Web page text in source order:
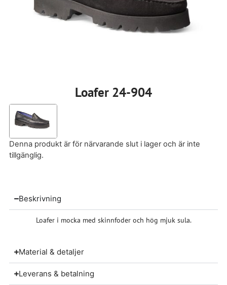
Loafer 24-904
Denna produkt är för närvarande slut i lager och är inte
tillgänglig.
Beskrivning
Loafer i mocka med skinnfoder och hög mjuk sula.
Material & detaljer
Leverans & betalning